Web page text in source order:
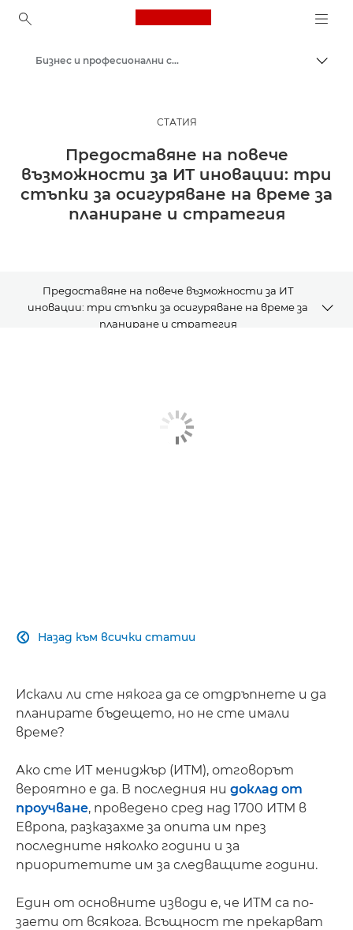
Canon Logo, back to
Анализи
Бизнес и професионални статии
СТАТИЯ
Предоставяне на повече
възможности за ИТ иновации: три
стъпки за осигуряване на време за
планиране и стратегия
Предоставяне на повече възможности за ИТ
иновации: три стъпки за осигуряване на време за
планиране и стратегия
Назад към всички статии

Искали ли сте някога да се отдръпнете и да
планирате бъдещето, но не сте имали
време?
Ако сте ИТ мениджър (ИТМ), отговорът
вероятно е да. В последния ни доклад от
проучване, проведено сред над 1700 ИТМ в
Европа, разказахме за опита им през
последните няколко години и за
приоритетите им за следващите години.
Един от основните изводи е, че ИТМ са по-
заети от всякога. Всъщност те прекарват